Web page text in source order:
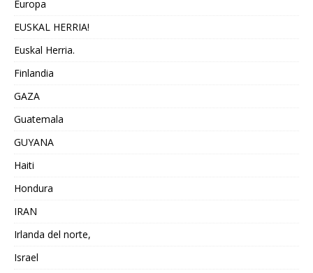
Europa
EUSKAL HERRIA!
Euskal Herria.
Finlandia
GAZA
Guatemala
GUYANA
Haiti
Hondura
IRAN
Irlanda del norte,
Israel